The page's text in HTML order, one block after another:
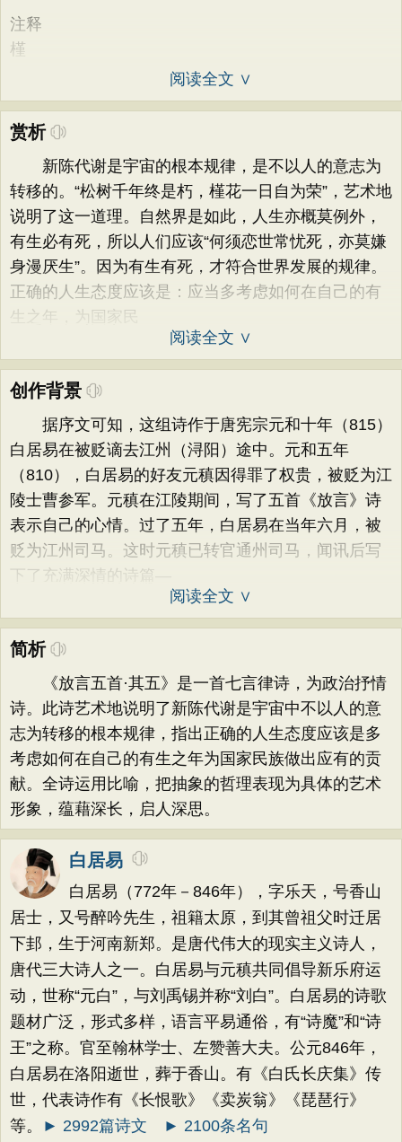
注释
槿
阅读全文 ∨
赏析
新陈代谢是宇宙的根本规律，是不以人的意志为
转移的。“松树千年终是朽，槿花一日自为荣”，艺术地
说明了这一道理。自然界是如此，人生亦概莫例外，
有生必有死，所以人们应该“何须恋世常忧死，亦莫嫌
身漫厌生”。因为有生有死，才符合世界发展的规律。
正确的人生态度应该是：应当多考虑如何在自己的有
生之年，为国家民
阅读全文 ∨
创作背景
据序文可知，这组诗作于唐宪宗元和十年（815）
白居易在被贬谪去江州（浔阳）途中。元和五年
（810），白居易的好友元稹因得罪了权贵，被贬为江
陵士曹参军。元稹在江陵期间，写了五首《放言》诗
表示自己的心情。过了五年，白居易在当年六月，被
贬为江州司马。这时元稹已转官通州司马，闻讯后写
下了充满深情的诗篇—
阅读全文 ∨
简析
《放言五首·其五》是一首七言律诗，为政治抒情
诗。此诗艺术地说明了新陈代谢是宇宙中不以人的意
志为转移的根本规律，指出正确的人生态度应该是多
考虑如何在自己的有生之年为国家民族做出应有的贡
献。全诗运用比喻，把抽象的哲理表现为具体的艺术
形象，蕴藉深长，启人深思。
白居易
白居易（772年－846年），字乐天，号香山
居士，又号醉吟先生，祖籍太原，到其曾祖父时迁居
下邽，生于河南新郑。是唐代伟大的现实主义诗人，
唐代三大诗人之一。白居易与元稹共同倡导新乐府运
动，世称“元白”，与刘禹锡并称“刘白”。白居易的诗歌
题材广泛，形式多样，语言平易通俗，有“诗魔”和“诗
王”之称。官至翰林学士、左赞善大夫。公元846年，
白居易在洛阳逝世，葬于香山。有《白氏长庆集》传
世，代表诗作有《长恨歌》《卖炭翁》《琵琶行》
等。
► 2992篇诗文 ► 2100条名句